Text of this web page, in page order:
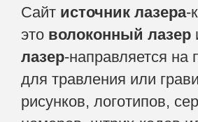
Сайт источник лазера-
это волоконный лазер
лазер-направляется на
для травления или
рисунков, логотипов,